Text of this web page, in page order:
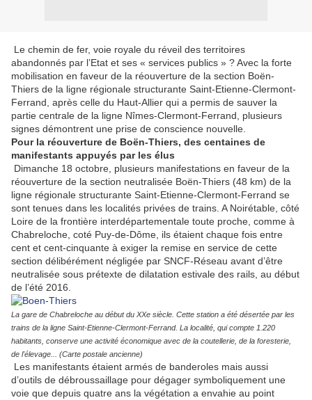
Le chemin de fer, voie royale du réveil des territoires
abandonnés par l’Etat et ses « services publics » ? Avec la forte
mobilisation en faveur de la réouverture de la section Boën-
Thiers de la ligne régionale structurante Saint-Etienne-Clermont-
Ferrand, après celle du Haut-Allier qui a permis de sauver la
partie centrale de la ligne Nîmes-Clermont-Ferrand, plusieurs
signes démontrent une prise de conscience nouvelle.
Pour la réouverture de Boën-Thiers, des centaines de
manifestants appuyés par les élus
Dimanche 18 octobre, plusieurs manifestations en faveur de la
réouverture de la section neutralisée Boën-Thiers (48 km) de la
ligne régionale structurante Saint-Etienne-Clermont-Ferrand se
sont tenues dans les localités privées de trains. A Noirétable, côté
Loire de la frontière interdépartementale toute proche, comme à
Chabreloche, coté Puy-de-Dôme, ils étaient chaque fois entre
cent et cent-cinquante à exiger la remise en service de cette
section délibérément négligée par SNCF-Réseau avant d’être
neutralisée sous prétexte de dilatation estivale des rails, au début
de l’été 2016.
La gare de Chabreloche au début du XXe siècle. Cette station a été désertée par les
trains de la ligne Saint-Etienne-Clermont-Ferrand. La localité, qui compte 1.220
habitants, conserve une activité économique avec de la coutellerie, de la foresterie,
de l'élevage... (Carte postale ancienne)
Les manifestants étaient armés de banderoles mais aussi
d’outils de débroussaillage pour dégager symboliquement une
voie que depuis quatre ans la végétation a envahie au point